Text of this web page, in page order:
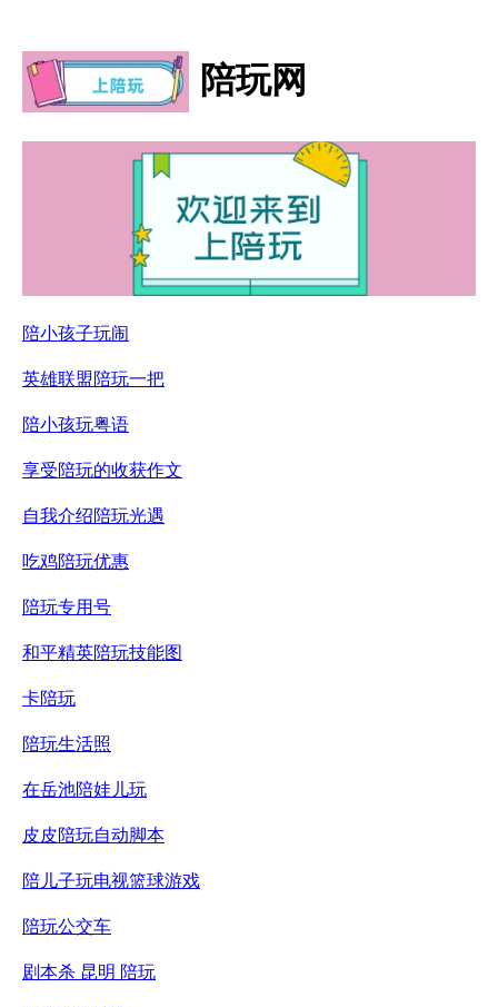
陪玩网
陪小孩子玩闹
英雄联盟陪玩一把
陪小孩玩粤语
享受陪玩的收获作文
自我介绍陪玩光遇
吃鸡陪玩优惠
陪玩专用号
和平精英陪玩技能图
卡陪玩
陪玩生活照
在岳池陪娃儿玩
皮皮陪玩自动脚本
陪儿子玩电视篮球游戏
陪玩公交车
剧本杀 昆明 陪玩